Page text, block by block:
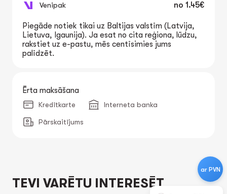
Venipak no 1.45€
Piegāde notiek tikai uz Baltijas valstīm (Latvija,
Lietuva, Igaunija). Ja esat no cita reģiona, lūdzu,
rakstiet uz e-pastu, mēs centīsimies jums
palīdzēt.
Ērta maksāšana
Kredītkarte Interneta banka
Pārskaitījums
TEVI VARĒTU INTERESĒT
ar PVN